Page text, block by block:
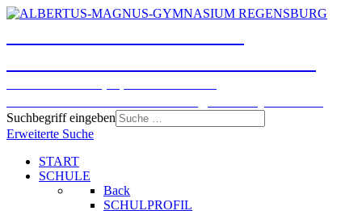
Suchbegriff eingeben
Erweiterte Suche
START
SCHULE
Back
SCHULPROFIL